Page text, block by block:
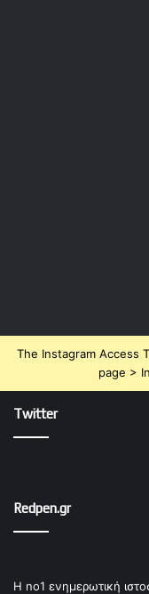
The Instagram Access
page >
Twitter
Redpen.gr
Η no1 ενημερωτική